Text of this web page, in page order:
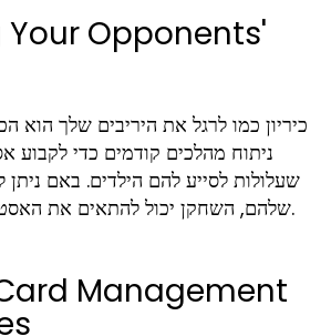
Opponents'
כיריון כמו לרגל את היריבים שלך הוא
ניתוח מהלכים קודמים כדי לקבוע
שעלולות לסייע להם הילדים. באם
שלהם, השחקן יכול להתאים את האסטרטגיה שלו בהתאם.
Management